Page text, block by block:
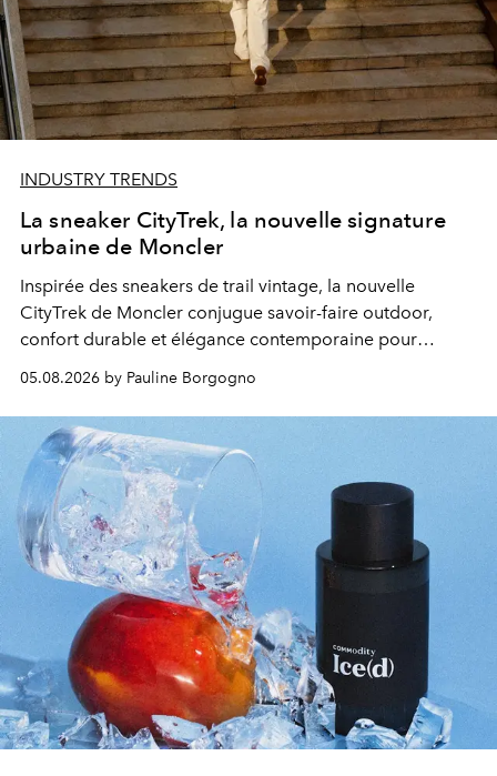
INDUSTRY TRENDS
La sneaker CityTrek, la nouvelle signature
urbaine de Moncler
Inspirée des sneakers de trail vintage, la nouvelle
CityTrek de Moncler conjugue savoir-faire outdoor,
confort durable et élégance contemporaine pour
05.08.2026 by Pauline Borgogno